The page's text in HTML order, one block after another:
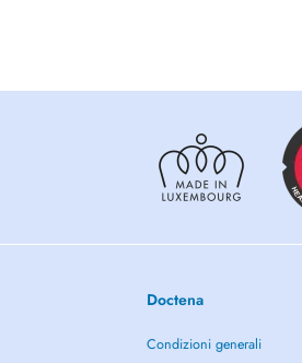
Doctena
Condizioni generali